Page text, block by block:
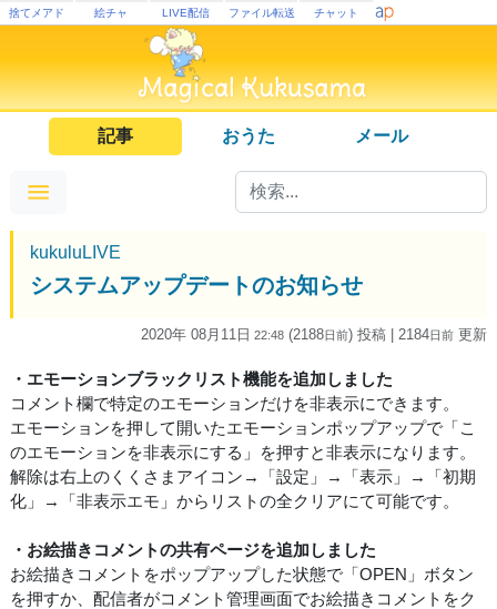
捨てメアド 絵チャ LIVE配信 ファイル転送 チャット
記事 おうた メール
kukuluLIVE
システムアップデートのお知らせ
2020年 08月11日 22:48 (2188日前) 投稿 | 2184日前 更新
・エモーションブラックリスト機能を追加しました
コメント欄で特定のエモーションだけを非表示にできます。
エモーションを押して開いたエモーションポップアップで「こ
のエモーションを非表示にする」を押すと非表示になります。
解除は右上のくくさまアイコン→「設定」→「表示」→「初期
化」→「非表示エモ」からリストの全クリアにて可能です。
・お絵描きコメントの共有ページを追加しました
お絵描きコメントをポップアップした状態で「OPEN」ボタン
を押すか、配信者がコメント管理画面でお絵描きコメントをク